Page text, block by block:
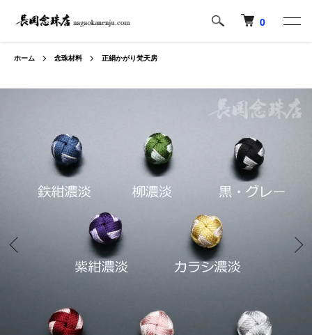
0
ホーム 念珠材料 正絹かがり梵天房